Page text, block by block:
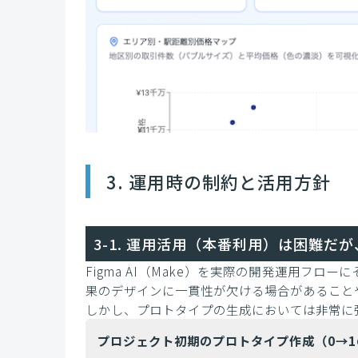
3. 運用時の制約と活用方針
3-1. 運用活用（本番利用）は困難だ
Figma AI（Make）を実際の開発運用フロー
果のデザインに一貫性が欠ける場合があるこ
しかし、プロトタイプの生成においては非常
プロジェクト初期のプロトタイプ作成（